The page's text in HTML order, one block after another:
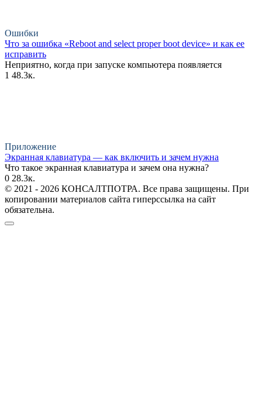
Ошибки
Что за ошибка «Reboot and select proper boot device» и как ее
исправить
Неприятно, когда при запуске компьютера появляется
1 48.3к.
Приложение
Экранная клавиатура — как включить и зачем нужна
Что такое экранная клавиатура и зачем она нужна?
0 28.3к.
© 2021 - 2026 КОНСАЛТПОТРА. Все права защищены. При
копировании материалов сайта гиперссылка на сайт
обязательна.